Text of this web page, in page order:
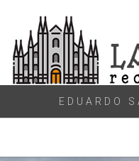
content
EDUARDO